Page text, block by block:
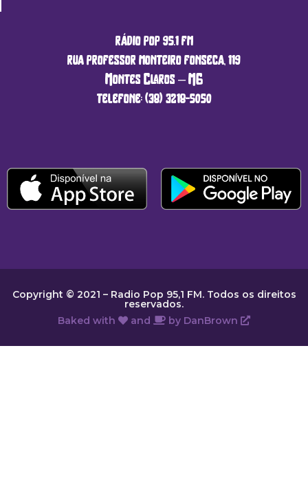
rádio pop 95.1 fm
rua professor monteiro fonseca, 119
Montes Claros – MG
telefone: (38) 3218-5050
Copyright © 2021 – Radio Pop 95,1 FM. Todos os direitos
reservados.
Baked with
and by DanBrown